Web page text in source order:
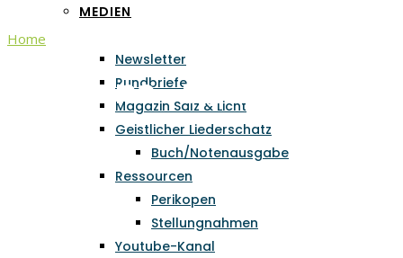
MEDIEN
Newsletter
Rundbriefe
Magazin Salz & Licht
Geistlicher Liederschatz
Buch/Notenausgabe
Ressourcen
Perikopen
Stellungnahmen
Youtube-Kanal
Home
Missions- und